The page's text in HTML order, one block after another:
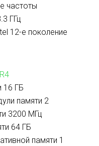
частоты
ГГц
12-е поколение
16 ГБ
памяти 2
3200 МГц
64 ГБ
памяти 1